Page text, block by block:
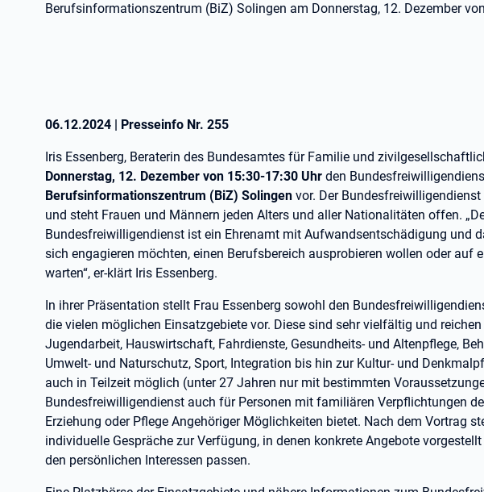
Berufsinformationszentrum (BiZ) Solingen am Donnerstag, 12. Dezember
06.12.2024 | Presseinfo Nr. 255
Iris Essenberg, Beraterin des Bundesamtes für Familie und
Donnerstag, 12. Dezember von 15:30-17:30 Uhr den
Berufsinformationszentrum (BiZ) Solingen vor. Der
und steht Frauen und Männern jeden Alters und aller Nationalitäten offen.
Bundesfreiwilligendienst ist ein Ehrenamt mit Aufwandsentschädigung und
sich engagieren möchten, einen Berufsbereich ausprobieren wollen oder auf
warten“, er-klärt Iris Essenberg.
In ihrer Präsentation stellt Frau Essenberg sowohl den
die vielen möglichen Einsatzgebiete vor. Diese sind sehr vielfältig und
Jugendarbeit, Hauswirtschaft, Fahrdienste, Gesundheits- und Altenpflege,
Umwelt- und Naturschutz, Sport, Integration bis hin zur Kultur- und
auch in Teilzeit möglich (unter 27 Jahren nur mit bestimmten
Bundesfreiwilligendienst auch für Personen mit familiären Verpflichtungen
Erziehung oder Pflege Angehöriger Möglichkeiten bietet. Nach dem Vortrag
individuelle Gespräche zur Verfügung, in denen konkrete Angebote
den persönlichen Interessen passen.